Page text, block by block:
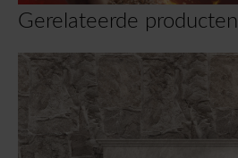
Gerelateerde producten